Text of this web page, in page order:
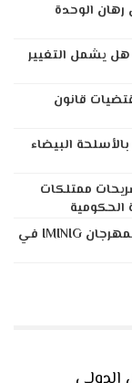
الوحدة
هل يشمل التغيير
قانون
البيضاء
ممتلكات
الحكومية
أكادير تحتفي بقرن من الهجرة المغربية بمهرجان IMINIG في